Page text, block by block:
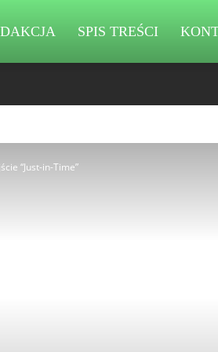
SPIS TREŚCI
“Just-in-Time”